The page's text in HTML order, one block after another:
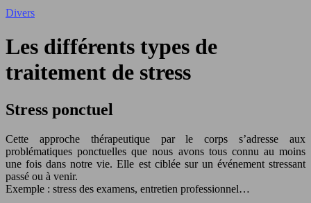
Divers
Les différents types de
traitement de stress
Stress ponctuel
Cette approche thérapeutique par le corps s’adresse aux
problématiques ponctuelles que nous avons tous connu au moins
une fois dans notre vie. Elle est ciblée sur un événement stressant
passé ou à venir.
Exemple : stress des examens, entretien professionnel…